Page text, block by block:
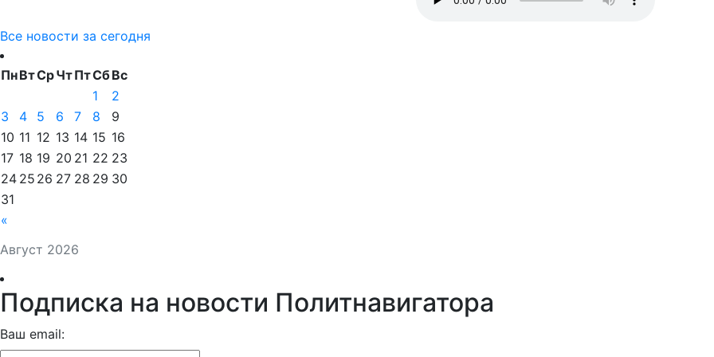
Все новости за сегодня
Август 2026
ПнВтСрЧтПтСбВс
«
1
2
3
4 5 6 7 8
9
10 11 12 13 14 15 16
17 18 19 20 21 22 23
24 25 26 27 28 29 30
31
Подписка на новости Политнавигатора
Ваш email: